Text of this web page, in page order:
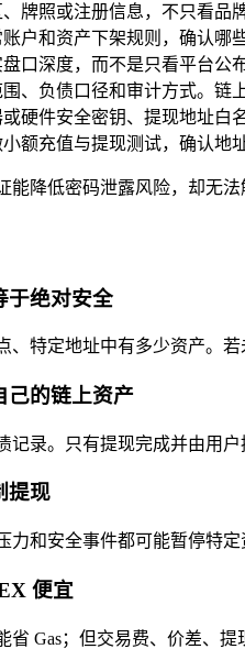
牌照或注册信息，不只看品
户和资产下架规则，确认哪
口深度，而不是只看平台公
、负债口径和审计方式。链
硬件安全密钥、提现地址白
额充值与提现测试，确认地
能降低密码泄露风险，却无
于绝对安全
、特定地址中有多少资产。
己的链上资产
记录。只有提现完成并由用
提现
力和安全事件都可能暂停特
便宜
省 Gas；但交易费、价差、